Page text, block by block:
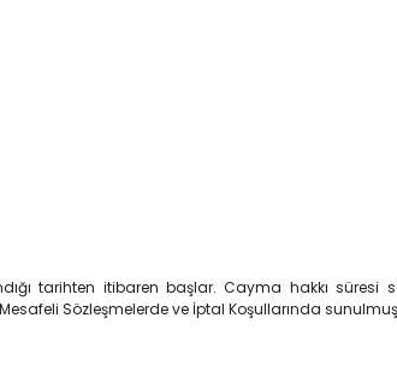
tarihten itibaren başlar. Cayma hakkı
Sözleşmelerde ve İptal Koşullarında